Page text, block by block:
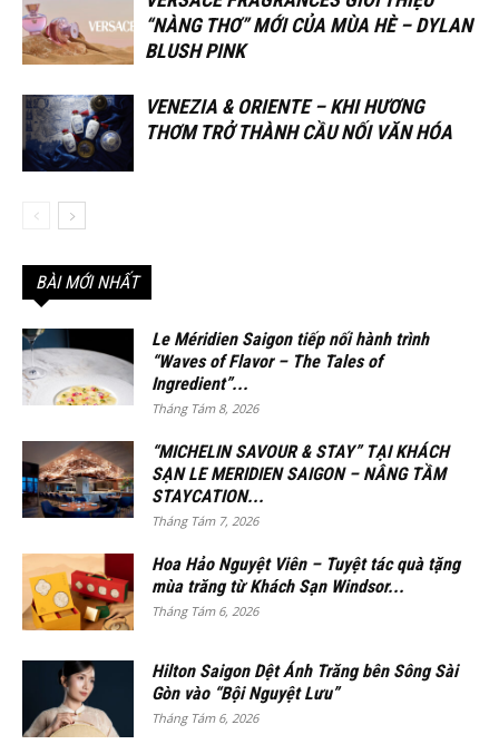
“NÀNG THƠ” MỚI CỦA MÙA HÈ – DYLAN
BLUSH PINK
VENEZIA & ORIENTE – KHI HƯƠNG
THƠM TRỞ THÀNH CẦU NỐI VĂN HÓA
BÀI MỚI NHẤT
Le Méridien Saigon tiếp nối hành trình
“Waves of Flavor – The Tales of
Ingredient”...
Tháng Tám 8, 2026
“MICHELIN SAVOUR & STAY” TẠI KHÁCH
SẠN LE MERIDIEN SAIGON – NÂNG TẦM
STAYCATION...
Tháng Tám 7, 2026
Hoa Hảo Nguyệt Viên – Tuyệt tác quà tặng
mùa trăng từ Khách Sạn Windsor...
Tháng Tám 6, 2026
Hilton Saigon Dệt Ánh Trăng bên Sông Sài
Gòn vào “Bội Nguyệt Lưu”
Tháng Tám 6, 2026